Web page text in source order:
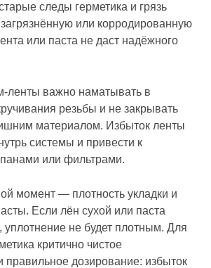
следы герметика и грязь
или корродированную
или паста не даст надёжного
важно наматывать в
резьбы и не закрывать
материалом. Избыток ленты
системы и привести к
или фильтрами.
момент — плотность укладки и
Если лён сухой или паста
не будет плотным. Для
критично чистое
правильное дозирование: избыток